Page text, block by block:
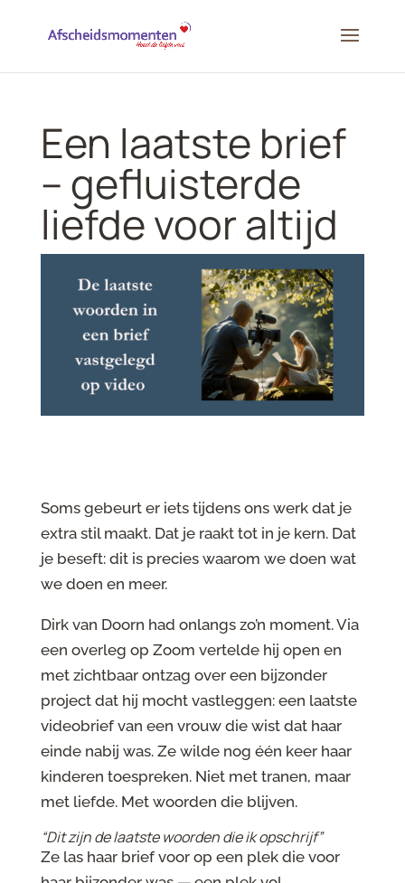
Een laatste brief
– gefluisterde
liefde voor altijd
Soms gebeurt er iets tijdens ons werk dat je
extra stil maakt. Dat je raakt tot in je kern. Dat
je beseft: dit is precies waarom we doen wat
we doen en meer.
Dirk van Doorn had onlangs zo’n moment. Via
een overleg op Zoom vertelde hij open en
met zichtbaar ontzag over een bijzonder
project dat hij mocht vastleggen: een laatste
videobrief van een vrouw die wist dat haar
einde nabij was. Ze wilde nog één keer haar
kinderen toespreken. Niet met tranen, maar
met liefde. Met woorden die blijven.
“Dit zijn de laatste woorden die ik opschrijf”
Ze las haar brief voor op een plek die voor